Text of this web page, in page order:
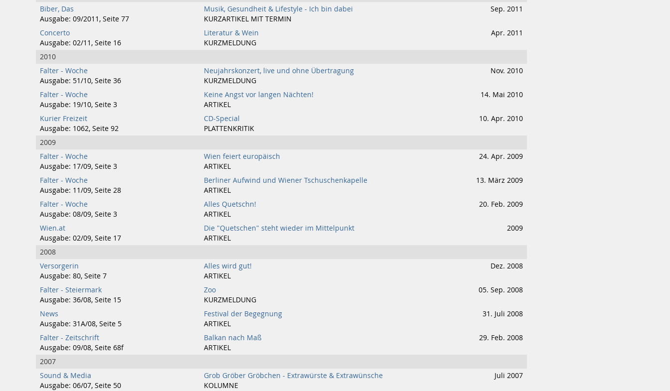
Biber, Das
Ausgabe: 09/2011, Seite 77
Musik, Gesundheit & Lifestyle - Ich bin dabei
KURZARTIKEL MIT TERMIN
Sep. 2011
Concerto
Ausgabe: 02/11, Seite 16
Literatur & Wein
KURZMELDUNG
Apr. 2011
2010
Falter - Woche
Ausgabe: 51/10, Seite 36
Neujahrskonzert, live und ohne Übertragung
KURZMELDUNG
Nov. 2010
Falter - Woche
Ausgabe: 19/10, Seite 3
Keine Angst vor langen Nächten!
ARTIKEL
14. Mai 2010
Kurier Freizeit
Ausgabe: 1062, Seite 92
CD-Special
PLATTENKRITIK
10. Apr. 2010
2009
Falter - Woche
Ausgabe: 17/09, Seite 3
Wien feiert europäisch
ARTIKEL
24. Apr. 2009
Falter - Woche
Ausgabe: 11/09, Seite 28
Berliner Aufwind und Wiener Tschuschenkapelle
ARTIKEL
13. März 2009
Falter - Woche
Ausgabe: 08/09, Seite 3
Alles Quetschn!
ARTIKEL
20. Feb. 2009
Wien.at
Ausgabe: 02/09, Seite 17
Die "Quetschen" steht wieder im Mittelpunkt
ARTIKEL
2009
2008
Versorgerin
Ausgabe: 80, Seite 7
Alles wird gut!
ARTIKEL
Dez. 2008
Falter - Steiermark
Ausgabe: 36/08, Seite 15
Zoo
KURZMELDUNG
05. Sep. 2008
News
Ausgabe: 31A/08, Seite 5
Festival der Begegnung
ARTIKEL
31. Juli 2008
Falter - Zeitschrift
Ausgabe: 09/08, Seite 68f
Balkan nach Maß
ARTIKEL
29. Feb. 2008
2007
Sound & Media
Ausgabe: 06/07, Seite 50
Grob Gröber Gröbchen - Extrawürste & Extrawünsche
KOLUMNE
Juli 2007